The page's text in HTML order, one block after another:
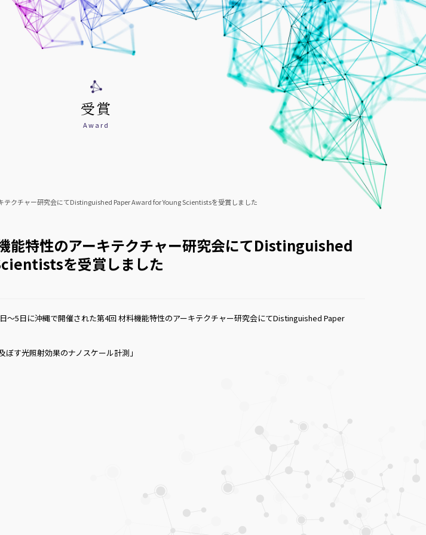
受賞
Award
テクチャー研究会にてDistinguished Paper Award for Young Scientistsを受賞しました
能特性のアーキテクチャー研究会にてDistinguished
を受賞しました
～5日に沖縄で開催された第4回 材料機能特性のアーキテクチャー研究会にてDistinguished Paper
す光照射効果のナノスケール計測」